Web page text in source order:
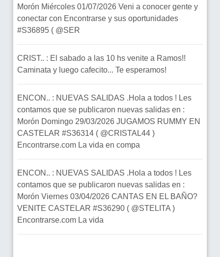
Morón Miércoles 01/07/2026 Veni a conocer gente y
conectar con Encontrarse y sus oportunidades
#S36895 ( @SER
CRIST.. : El sabado a las 10 hs venite a Ramos!!
Caminata y luego cafecito... Te esperamos!
ENCON.. : NUEVAS SALIDAS .Hola a todos ! Les
contamos que se publicaron nuevas salidas en :
Morón Domingo 29/03/2026 JUGAMOS RUMMY EN
CASTELAR #S36314 ( @CRISTAL44 )
Encontrarse.com La vida en compa
ENCON.. : NUEVAS SALIDAS .Hola a todos ! Les
contamos que se publicaron nuevas salidas en :
Morón Viernes 03/04/2026 CANTAS EN EL BAÑO?
VENITE CASTELAR #S36290 ( @STELITA )
Encontrarse.com La vida